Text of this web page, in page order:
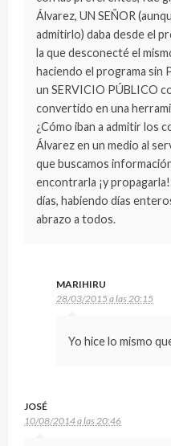
Álvarez, UN SEÑOR
admitirlo) daba desde el
la que desconecté el
haciendo el programa sin
un SERVICIO PÚBLICO
convertido en una
¿Cómo iban a admitir los
Álvarez en un medio al
que buscamos
encontrarla ¡y
días, habiendo días
abrazo a todos.
MARIHIRU
28/03/2015 a las 20:15
Yo hice lo mismo
JOSÉ
10/08/2014 a las 20:46